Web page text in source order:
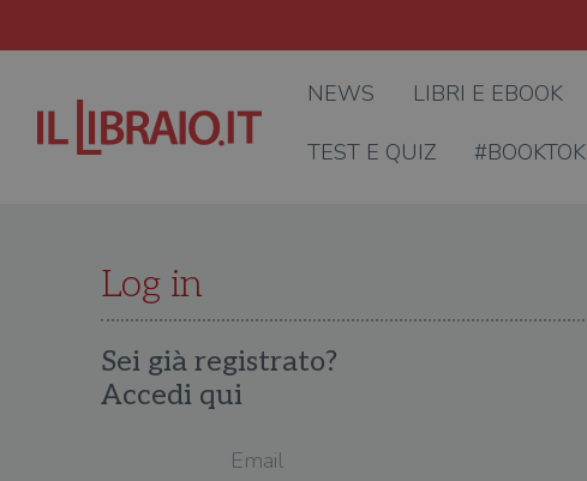
NEWS LIBRI E EBOOK
TEST E QUIZ #BOOKTOK
Log in
Sei già registrato?
Accedi qui
Email